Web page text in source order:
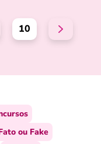
10
ou Fake